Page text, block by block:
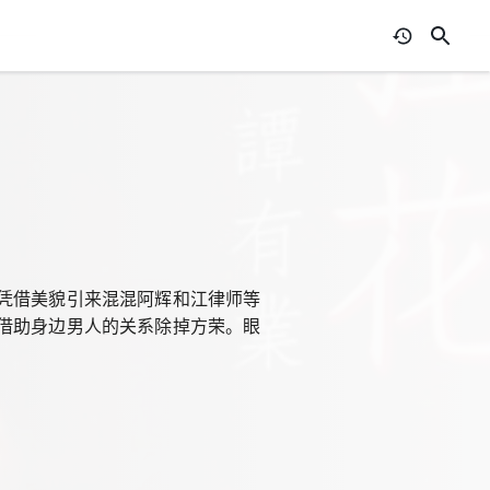
借美貌引来混混阿辉和江律师等
助身边男人的关系除掉方荣。眼